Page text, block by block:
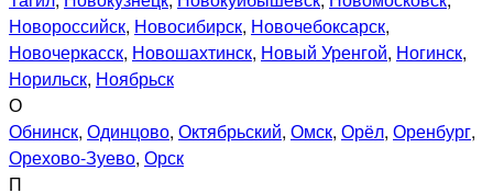
Новороссийск, Новосибирск, Новочебоксарск,
Новочеркасск, Новошахтинск, Новый Уренгой, Ногинск,
Норильск, Ноябрьск
О
Обнинск, Одинцово, Октябрьский, Омск, Орёл, Оренбург,
Орехово-Зуево, Орск
П